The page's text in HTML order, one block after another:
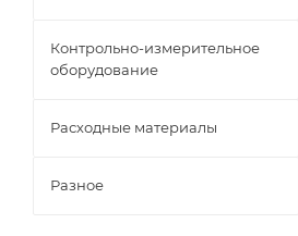
Контрольно-измерительное
оборудование
Расходные материалы
Разное